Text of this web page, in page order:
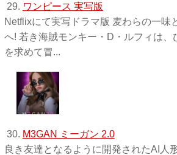
29. ワンピース 実写版
Netflixにて実写ドラマ版 麦わらの一味
へ! 若き海賊モンキー・D・ルフィは、
を求めて冒...
30. M3GAN ミーガン 2.0
良き友達となるように開発されたAI人